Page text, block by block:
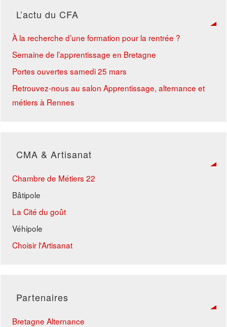
L’actu du CFA
À la recherche d’une formation pour la rentrée ?
Semaine de l’apprentissage en Bretagne
Portes ouvertes samedi 25 mars
Retrouvez-nous au salon Apprentissage, alternance et
métiers à Rennes
CMA & Artisanat
Chambre de Métiers 22
Bâtipole
La Cité du goût
Véhipole
Choisir l'Artisanat
Partenaires
Bretagne Alternance